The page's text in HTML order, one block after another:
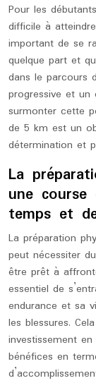
Pour les
difficile à
important de se
quelque part et
dans le parcours
progressive et un
surmonter cette
de 5 km est un
détermination et
La
une
temps et
La préparation
peut nécessiter
être prêt à
essentiel de
endurance et sa
les blessures.
investissement
bénéfices en